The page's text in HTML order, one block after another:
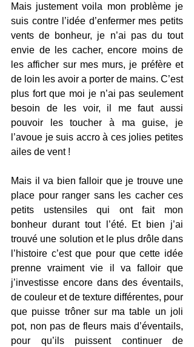
Mais justement voila mon problème je
suis contre l’idée d’enfermer mes petits
vents de bonheur, je n’ai pas du tout
envie de les cacher, encore moins de
les afficher sur mes murs, je préfère et
de loin les avoir a porter de mains. C’est
plus fort que moi je n’ai pas seulement
besoin de les voir, il me faut aussi
pouvoir les toucher à ma guise, je
l’avoue je suis accro à ces jolies petites
ailes de vent !
Mais il va bien falloir que je trouve une
place pour ranger sans les cacher ces
petits ustensiles qui ont fait mon
bonheur durant tout l’été. Et bien j’ai
trouvé une solution et le plus drôle dans
l’histoire c’est que pour que cette idée
prenne vraiment vie il va falloir que
j’investisse encore dans des éventails,
de couleur et de texture différentes, pour
que puisse trôner sur ma table un joli
pot, non pas de fleurs mais d’éventails,
pour qu’ils puissent continuer de